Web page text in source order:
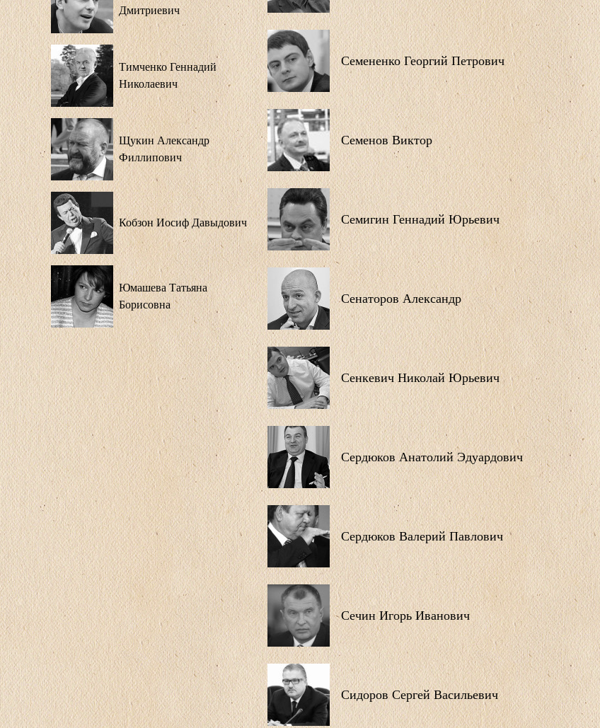
Дмитриевич
Тимченко Геннадий
Николаевич
Щукин Александр
Филлипович
Кобзон Иосиф Давыдович
Юмашева Татьяна
Борисовна
Семененко Георгий Петрович
Семенов Виктор
Семигин Геннадий Юрьевич
Сенаторов Александр
Сенкевич Николай Юрьевич
Сердюков Анатолий Эдуардович
Сердюков Валерий Павлович
Сечин Игорь Иванович
Сидоров Сергей Васильевич